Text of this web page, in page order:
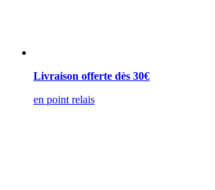
Livraison offerte dès 30€
en point relais